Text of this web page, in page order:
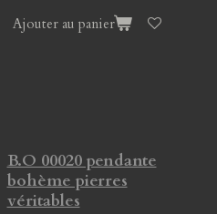
Ajouter au panier
B.O 00020 pendante
bohème pierres
véritables